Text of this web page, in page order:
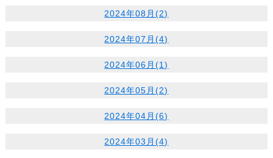
2024年08月(2)
2024年07月(4)
2024年06月(1)
2024年05月(2)
2024年04月(6)
2024年03月(4)